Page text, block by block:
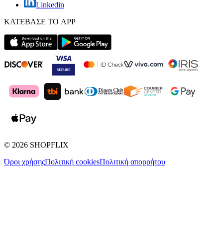
Linkedin
ΚΑΤΕΒΑΣΕ ΤΟ APP
© 2026 SHOPFLIX
Όροι χρήσηςΠολιτική cookiesΠολιτική απορρήτου